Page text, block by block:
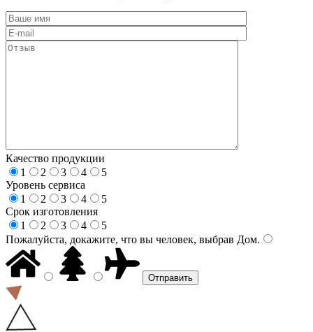
Качество продукции
1
2 3 4
5
Уровень сервиса
1
2 3 4
5
Срок изготовления
1
2 3 4
5
Пожалуйста, докажите, что вы человек, выбрав Дом.